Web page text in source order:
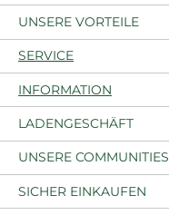
UNSERE VORTEILE
SERVICE
INFORMATION
LADENGESCHÄFT
UNSERE COMMUNITIES
SICHER EINKAUFEN